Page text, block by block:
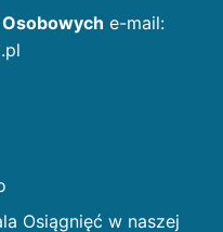
e-mail:
Osiągnięć w naszej